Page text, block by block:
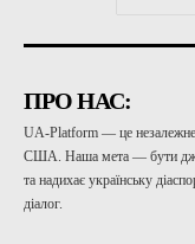
ПРО НАС:
UA-Platform — це незалежне
США. Наша мета — бути
та надихає українську
діалог.